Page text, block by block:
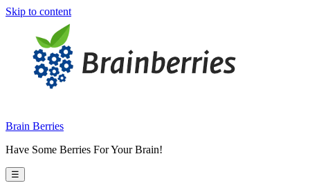
Skip to content
Brain Berries
Have Some Berries For Your Brain!
☰